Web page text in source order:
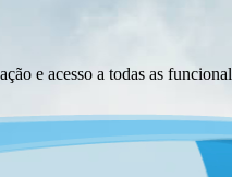
e acesso a todas as